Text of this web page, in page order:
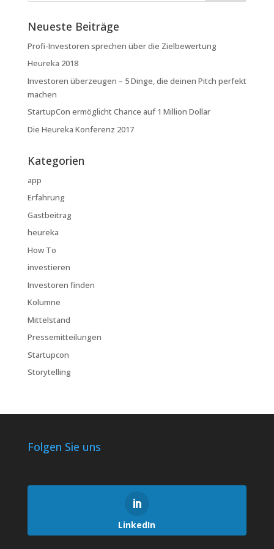
Neueste Beiträge
Profi-Investoren sprechen über die Zielbewertung
Heureka 2018
Investoren überzeugen – 5 Dinge, die deinen Pitch perfekt
machen
StartupCon ermöglicht Chance auf 1 Million Dollar
Die Heureka Konferenz 2017
Kategorien
app
Erfahrung
Gastbeitrag
heureka
How To
investieren
Investoren finden
Kolumne
Mittelstand
Pressemitteilungen
Startupcon
Storytelling
Folgen Sie uns
LinkedIn